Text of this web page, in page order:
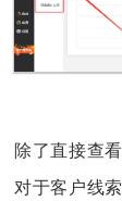
除了直接查
对于客户线